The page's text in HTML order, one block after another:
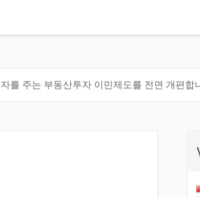
를 주는 부동산투자 이민제도를 전면 개편합